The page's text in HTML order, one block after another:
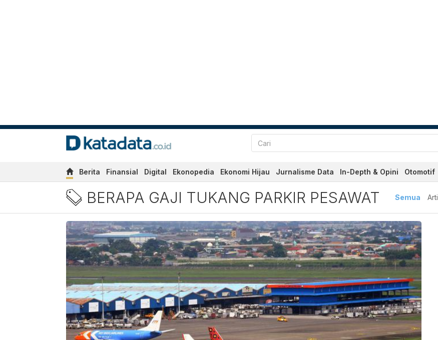
Berita Finansial Digital Ekonopedia Ekonomi Hijau Jurnalisme Data In-Depth & Opini Otomotif
Berita Berapa Gaji Tukang Parkir Pesawat
BERAPA GAJI TUKANG PARKIR PESAWAT Semua